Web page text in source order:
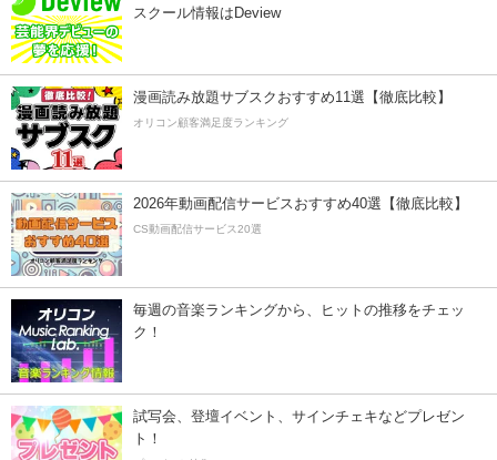
スクール情報はDeview
漫画読み放題サブスクおすすめ11選【徹底比較】
オリコン顧客満足度ランキング
2026年動画配信サービスおすすめ40選【徹底比較】
CS動画配信サービス20選
毎週の音楽ランキングから、ヒットの推移をチェッ
ク！
試写会、登壇イベント、サインチェキなどプレゼン
ト！